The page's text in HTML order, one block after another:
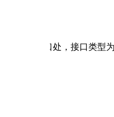
通信接口处，接口类